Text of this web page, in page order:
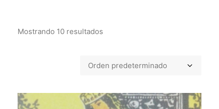
INICIO
CATEGORÍAS
Mostrando 10 resultados